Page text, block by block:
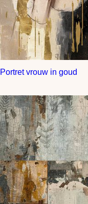
Portret vrouw in goud